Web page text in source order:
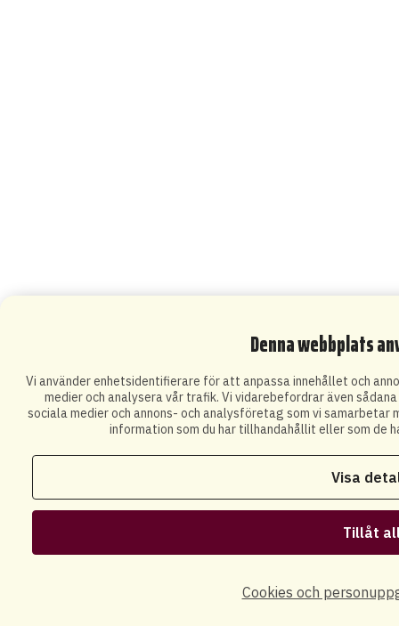
Denna webbplats
Vi använder enhetsidentifierare för att anpassa innehållet och
medier och analysera vår trafik. Vi vidarebefordrar även
sociala medier och annons- och analysföretag som vi samarbetar
information som du har tillhandahållit eller som de
Visa
Tillåt
Cookies och